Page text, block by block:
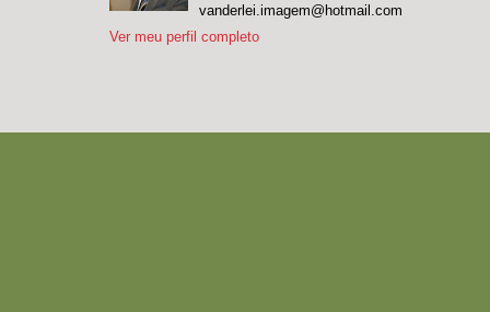
vanderlei.imagem@hotmail.com
Ver meu perfil completo